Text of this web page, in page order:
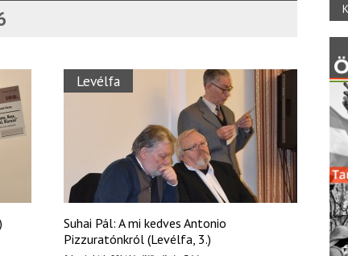
Levélfa
Suhai Pál: A mi kedves Antonio
Pizzuratónkról (Levélfa, 3.)